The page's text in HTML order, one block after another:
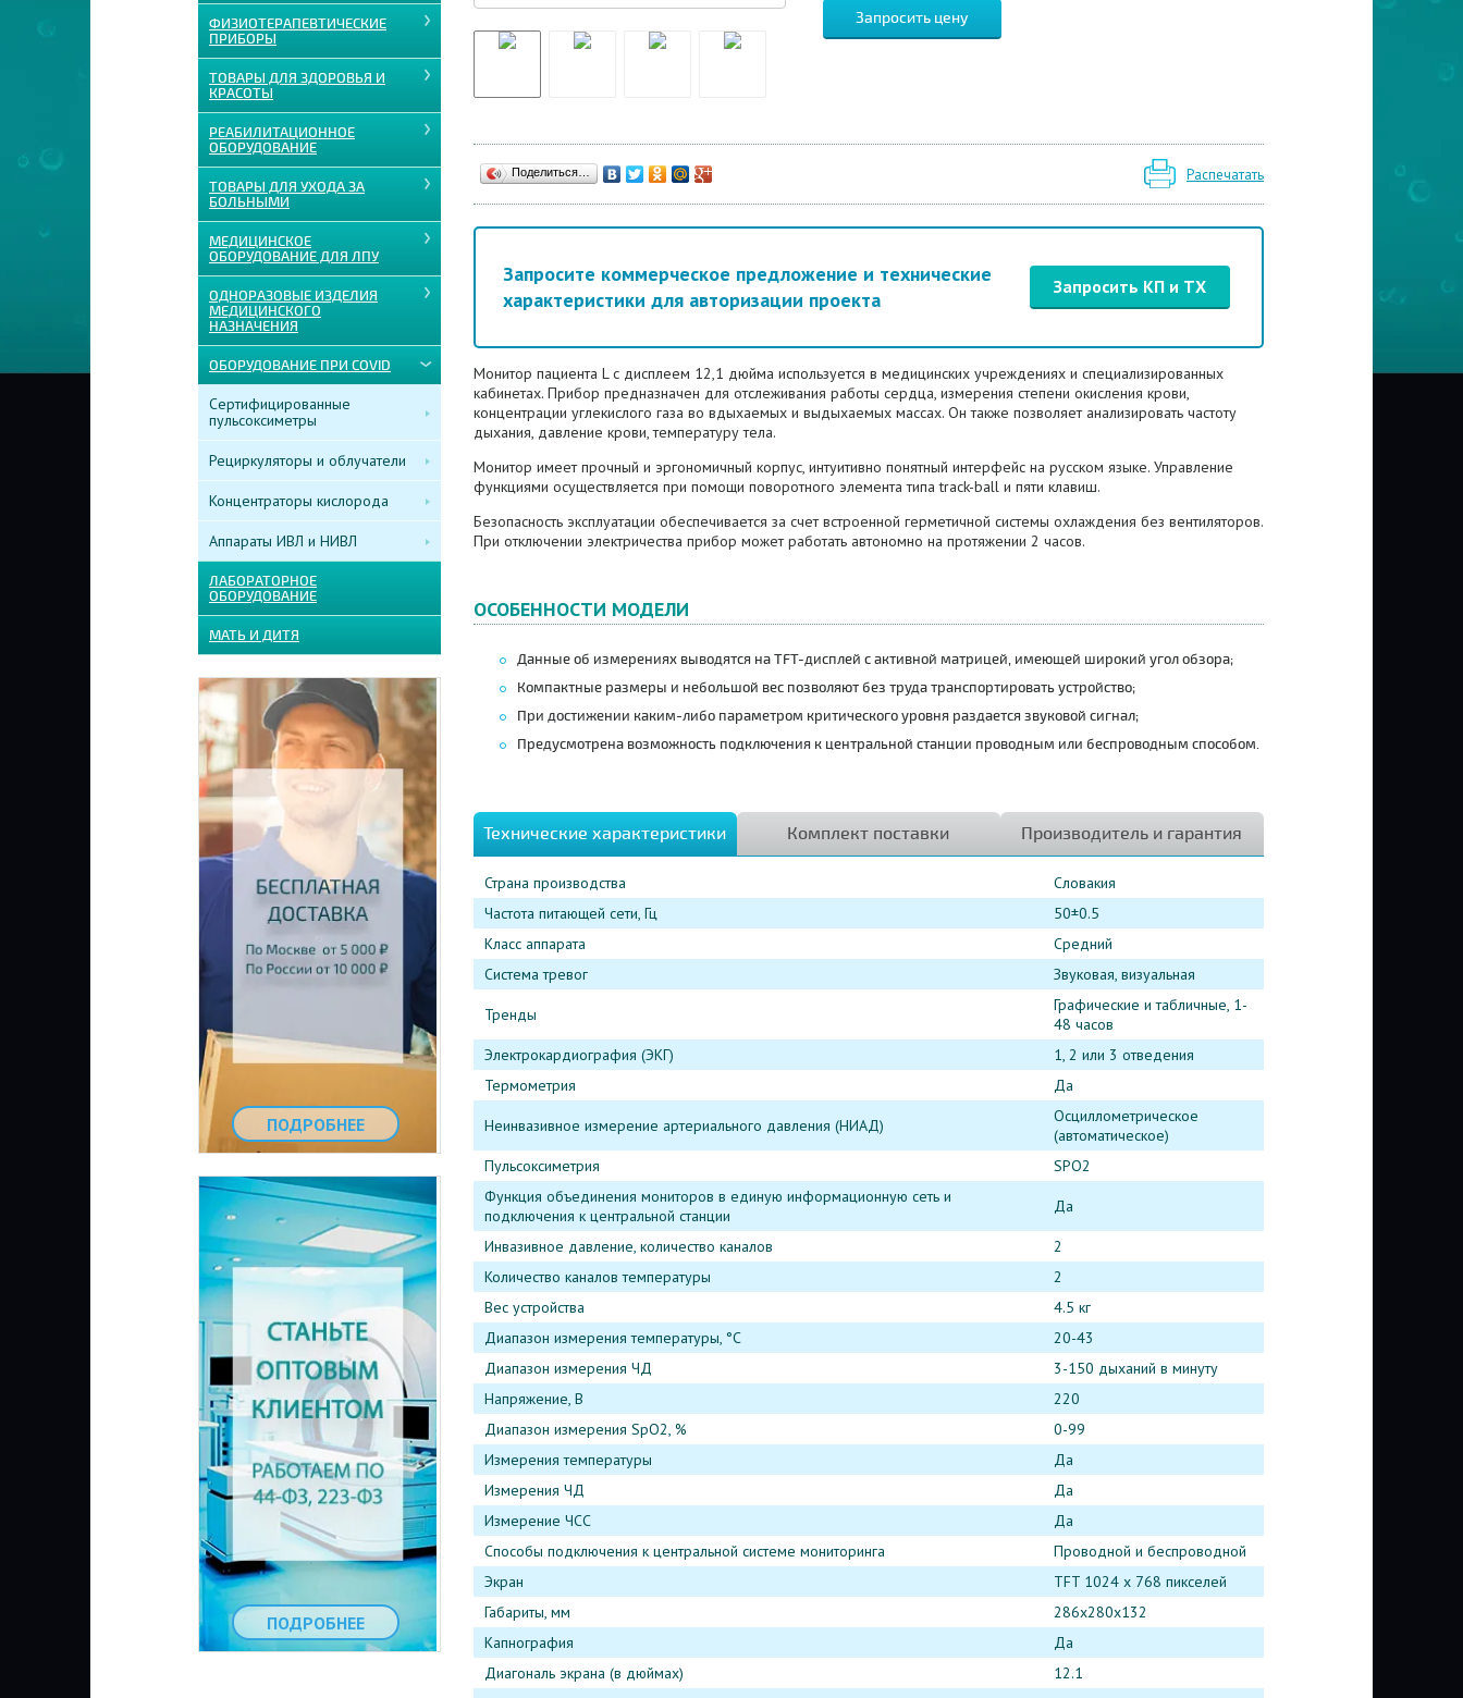
ФИЗИОТЕРАПЕВТИЧЕСКИЕ
ПРИБОРЫ
ТОВАРЫ ДЛЯ ЗДОРОВЬЯ И
КРАСОТЫ
РЕАБИЛИТАЦИОННОЕ
ОБОРУДОВАНИЕ
ТОВАРЫ ДЛЯ УХОДА ЗА
БОЛЬНЫМИ
МЕДИЦИНСКОЕ
ОБОРУДОВАНИЕ ДЛЯ ЛПУ
ОДНОРАЗОВЫЕ ИЗДЕЛИЯ
МЕДИЦИНСКОГО
НАЗНАЧЕНИЯ
ОБОРУДОВАНИЕ ПРИ COVID
Сертифицированные
пульсоксиметры
Рециркуляторы и облучатели
Концентраторы кислорода
Аппараты ИВЛ и НИВЛ
ЛАБОРАТОРНОЕ
ОБОРУДОВАНИЕ
МАТЬ И ДИТЯ
ПОДРОБНЕЕ
ПОДРОБНЕЕ
Запросить цену
Поделиться… Распечатать
Запросите коммерческое предложение и технические
характеристики для авторизации проекта
Запросить КП и ТХ
Монитор пациента L с дисплеем 12,1 дюйма используется в медицинских учреждениях и специализированных
кабинетах. Прибор предназначен для отслеживания работы сердца, измерения степени окисления крови,
концентрации углекислого газа во вдыхаемых и выдыхаемых массах. Он также позволяет анализировать частоту
дыхания, давление крови, температуру тела.
Монитор имеет прочный и эргономичный корпус, интуитивно понятный интерфейс на русском языке. Управление
функциями осуществляется при помощи поворотного элемента типа track-ball и пяти клавиш.
Безопасность эксплуатации обеспечивается за счет встроенной герметичной системы охлаждения без вентиляторов.
При отключении электричества прибор может работать автономно на протяжении 2 часов.
ОСОБЕННОСТИ МОДЕЛИ
Данные об измерениях выводятся на TFT-дисплей с активной матрицей, имеющей широкий угол обзора;
Компактные размеры и небольшой вес позволяют без труда транспортировать устройство;
При достижении каким-либо параметром критического уровня раздается звуковой сигнал;
Предусмотрена возможность подключения к центральной станции проводным или беспроводным способом.
Технические характеристики Комплект поставки Производитель и гарантия
Страна производства
Словакия
Частота питающей сети, Гц
50±0.5
Класс аппарата
Средний
Система тревог
Звуковая, визуальная
Тренды
Графические и табличные, 1-
48 часов
Электрокардиография (ЭКГ)
1, 2 или 3 отведения
Термометрия
Да
Неинвазивное измерение артериального давления (НИАД)
Осциллометрическое
(автоматическое)
Пульсоксиметрия
SPO2
Функция объединения мониторов в единую информационную сеть и
подключения к центральной станции
Да
Инвазивное давление, количество каналов
2
Количество каналов температуры
2
Вес устройства
4.5 кг
Диапазон измерения температуры, °C
20-43
Диапазон измерения ЧД
3-150 дыханий в минуту
Напряжение, В
220
Диапазон измерения SpO2, %
0-99
Измерения температуры
Да
Измерения ЧД
Да
Измерение ЧСС
Да
Способы подключения к центральной системе мониторинга
Проводной и беспроводной
Экран
TFT 1024 x 768 пикселей
Габариты, мм
286x280x132
Капнография
Да
Диагональ экрана (в дюймах)
12.1